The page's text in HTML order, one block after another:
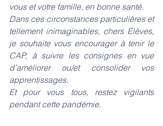
vous et votre famille, en bonne santé.
Dans ces circonstances particulières et
tellement inimaginables, chers Elèves,
je souhaite vous encourager à tenir le
CAP, à suivre les consignes en vue
d’améliorer ou/et consolider vos
apprentissages.
Et pour vous tous, restez vigilants
pendant cette pandémie.